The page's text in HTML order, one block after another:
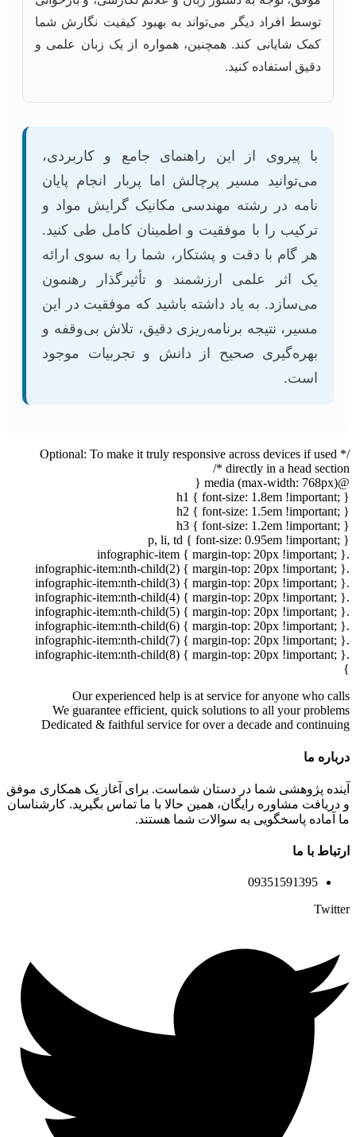
توسط افراد دیگر می‌تواند به بهبود کیفیت نگارش شما
کمک شایانی کند. همچنین، همواره از یک زبان علمی و
دقیق استفاده کنید.
با پیروی از این راهنمای جامع و کاربردی،
می‌توانید مسیر پرچالش اما پربار انجام پایان
نامه در رشته مهندسی مکانیک گرایش مواد و
ترکیب را با موفقیت و اطمینان کامل طی کنید.
هر گام با دقت و پشتکار، شما را به سوی ارائه
یک اثر علمی ارزشمند و تأثیرگذار رهنمون
می‌سازد. به یاد داشته باشید که موفقیت در این
مسیر، نتیجه برنامه‌ریزی دقیق، تلاش بی‌وقفه و
بهره‌گیری صحیح از دانش و تجربیات موجود
است.
/* Optional: To make it truly responsive across devices if used
directly in a head section */
@media (max-width: 768px) {
h1 { font-size: 1.8em !important; }
h2 { font-size: 1.5em !important; }
h3 { font-size: 1.2em !important; }
p, li, td { font-size: 0.95em !important; }
.infographic-item { margin-top: 20px !important; }
.infographic-item:nth-child(2) { margin-top: 20px !important; }
.infographic-item:nth-child(3) { margin-top: 20px !important; }
.infographic-item:nth-child(4) { margin-top: 20px !important; }
.infographic-item:nth-child(5) { margin-top: 20px !important; }
.infographic-item:nth-child(6) { margin-top: 20px !important; }
.infographic-item:nth-child(7) { margin-top: 20px !important; }
.infographic-item:nth-child(8) { margin-top: 20px !important; }
}
Our experienced help is at service for anyone who calls
We guarantee efficient, quick solutions to all your problems
Dedicated & faithful service for over a decade and continuing
درباره ما
آینده پژوهشی شما در دستان شماست. برای آغاز یک همکاری موفق
و دریافت مشاوره رایگان، همین حالا با ما تماس بگیرید. کارشناسان
ما آماده پاسخگویی به سوالات شما هستند.
ارتباط با ما
09351591395
Twitter